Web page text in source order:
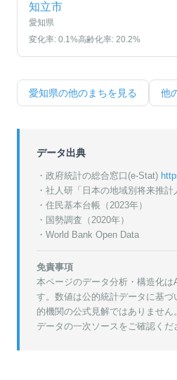
知立市
愛知県
変化率: 0.1%高齢化率: 20.2%
愛知県の他のまちを見る 他
データ出典
・政府統計の総合窓口(e-Stat)
・ 社人研「日本の地域別将来推計
・ 住民基本台帳（2023年）
・ 国勢調査（2020年）
・World Bank Open Data
免責事項
本ページのデータ分析・構造化は
す。数値は公的統計データに基づ
的機関の公式見解ではありませ
データの一次ソースをご確認くだ